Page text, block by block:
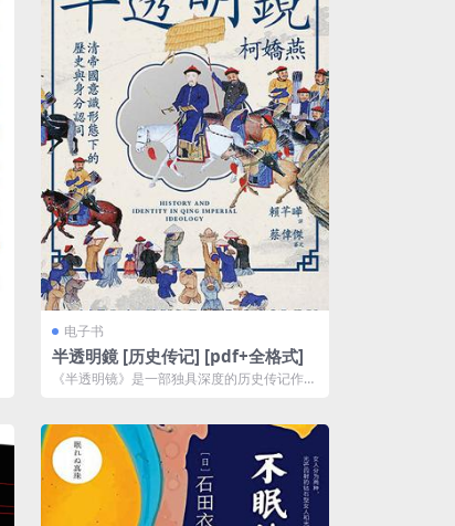
电子书
半透明鏡 [ 历史传记] [pdf+全格式]
《半透明镜》是一部独具深度的历史传记作